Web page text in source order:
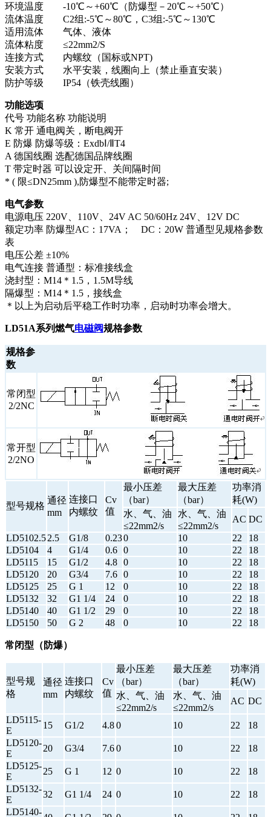
环境温度 -10℃～+60℃（防爆型－20℃～+50℃）
流体温度 C2组:-5℃～80℃，C3组:-5℃～130℃
适用流体 气体、液体
流体粘度 ≤22mm2/S
连接方式 内螺纹（国标或NPT)
安装方式 水平安装，线圈向上（禁止垂直安装）
防护等级 IP54（铁壳线圈）
功能选项
代号 功能名称 功能说明
K 常开 通电阀关，断电阀开
E 防爆 防爆等级：ExdbⅠ/ⅡT4
A 德国线圈 选配德国品牌线圈
T 带定时器 可以设定开、关间隔时间
* ( 限≤DN25mm ),防爆型不能带定时器;
电气参数
电源电压 220V、110V、24V AC 50/60Hz 24V、12V DC
额定功率 防爆型AC：17VA； DC：20W 普通型见规格参数
表
电压公差 ±10%
电气连接 普通型：标准接线盒
浇封型：M14＊1.5，1.5M导线
隔爆型：M14＊1.5，接线盒
＊以上为启动后平稳工作时功率，启动时功率会增大。
LD51A系列燃气电磁阀规格参数
规格参
数
常闭型
2/2NC
常开型
2/2NO
型号规格
通径
mm
连接口
内螺纹
Cv
值
最小压差
（bar）
最大压差
（bar）
功率消
耗(W)
水、气、油
≤22mm2/s
水、气、油
≤22mm2/s
AC DC
LD5102.52.5 G1/8 0.230 10 22
18
LD5104
4 G1/4 0.6 0 10 22
18
LD5115
15 G1/2 4.8 0 10 22
18
LD5120
20 G3/4 7.6 0 10 22
18
LD5125
25 G 1 12 0 10 22
18
LD5132
32 G1 1/4 24 0 10 22
18
LD5140
40 G1 1/2 29 0 10 22
18
LD5150
50 G 2 48 0 10 22 18
常闭型（防爆）
型号规
格
通径
mm
连接口
内螺纹
Cv
值
最小压差
（bar）
最大压差
（bar）
功率消
耗(W)
水、气、油
≤22mm2/s
水、气、油
≤22mm2/s
AC DC
LD5115-
E
15 G1/2 4.80 10 22
18
LD5120-
E
20 G3/4 7.60 10 22
18
LD5125-
E
25 G 1 12 0 10 22
18
LD5132-
E
32 G1 1/4 24 0 10 22
18
LD5140-